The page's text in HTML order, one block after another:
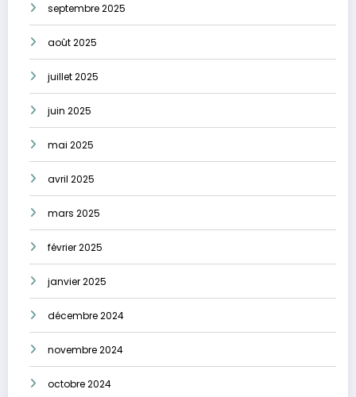
septembre 2025
août 2025
juillet 2025
juin 2025
mai 2025
avril 2025
mars 2025
février 2025
janvier 2025
décembre 2024
novembre 2024
octobre 2024